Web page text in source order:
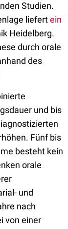
Studien.
liefertein
Heidelberg.
durch orale
des
und bis
Fünf bis
besteht kein
orale
und
nach
von einer